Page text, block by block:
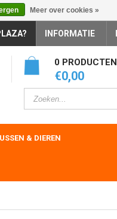
INFORMATIE
0 PRODUCTEN
€0,00
& DIEREN
Meer over cookies »